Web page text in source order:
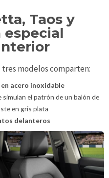
Taos y
especial
modelos comparten:
acero inoxidable
el patrón de un balón de
en gris plata
delanteros